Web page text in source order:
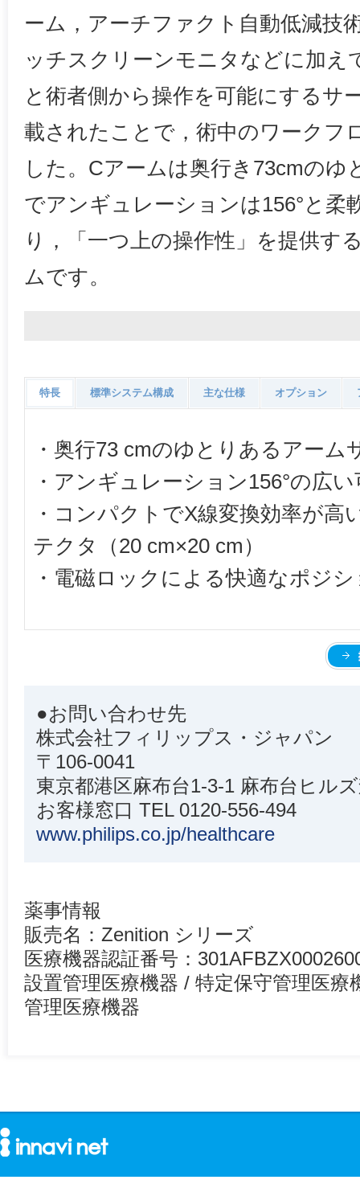
ーム，アーチファクト自動低減技
ッチスクリーンモニタなどに加え
と術者側から操作を可能にするサ
載されたことで，術中のワークフ
した。Cアームは奥行き73cmのゆ
でアンギュレーションは156°と柔
り，「一つ上の操作性」を提供す
ムです。
特長 標準システム構成 主な仕様 オプション
・奥行73 cmのゆとりあるアーム
・アンギュレーション156°の広
・コンパクトでX線変換効率が高
テクタ（20 cm×20 cm）
・電磁ロックによる快適なポジ
●お問い合わせ先
株式会社フィリップス・ジャパン
〒106-0041
東京都港区麻布台1-3-1 麻布台ヒル
お客様窓口 TEL 0120-556-494
www.philips.co.jp/healthcare
薬事情報
販売名：Zenition シリーズ
医療機器認証番号：
設置管理医療機器 / 特定保守管理医療
管理医療機器